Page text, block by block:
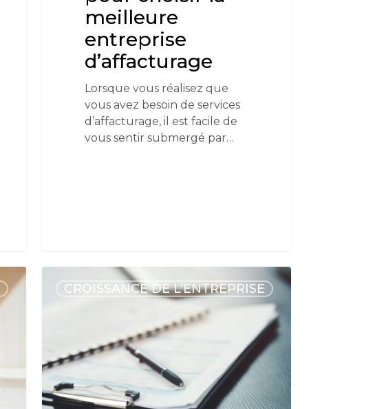
meilleure
entreprise
d’affacturage
Lorsque vous réalisez que
vous avez besoin de services
d’affacturage, il est facile de
vous sentir submergé par…
CROISSANCE DE L’ENTREPRISE